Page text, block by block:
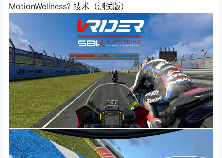
MotionWellness? 技术（测试版）